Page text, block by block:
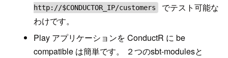
http://$CONDUCTOR_IP/customers
でテスト可能な
わけです。
Play アプリケーションを ConductR に be
compatible は簡単です。 ２つのsbt-modulesと